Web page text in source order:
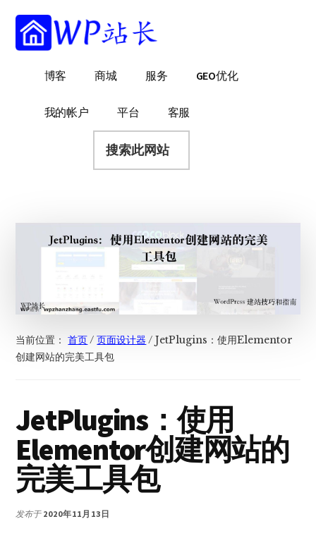
附
加
WordPress
博客 商城 服务 GEO优化
我的帐户 平台
客服
当前位置：首页 / 页面设计器 / JetPlugins：使用Elementor
创建网站的完美工具包
JetPlugins：使用
Elementor创建网站的
完美工具包
发布于 2020年11月13日